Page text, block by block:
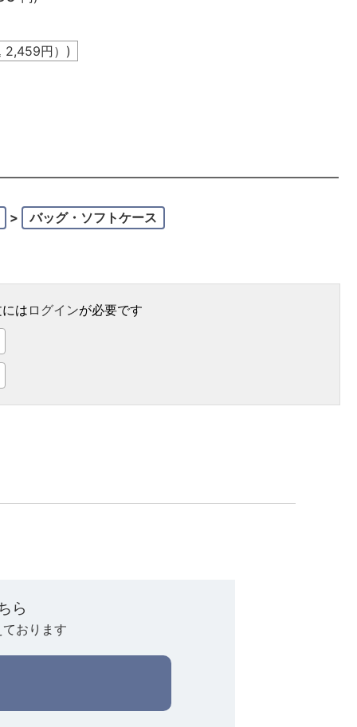
2,459円）)
> バッグ・ソフトケース
はログインが必要です
ら
おります